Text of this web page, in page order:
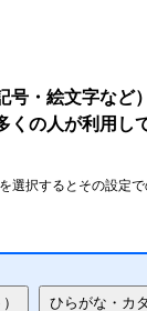
号・絵文字など
くの人が利用し
選択するとその設定